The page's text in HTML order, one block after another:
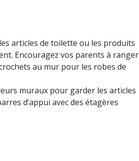
articles de toilette ou les produits
Encouragez vos parents à ranger
au mur pour les robes de
muraux pour garder les articles
d’appui avec des étagères